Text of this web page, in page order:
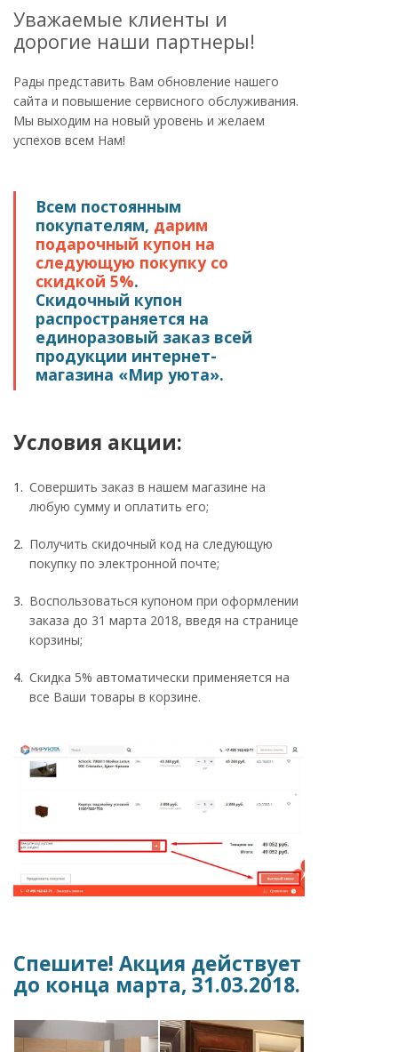
Уважаемые клиенты и
дорогие наши партнеры!
Рады представить Вам обновление нашего
сайта и повышение сервисного обслуживания.
Мы выходим на новый уровень и желаем
успехов всем Нам!
Всем постоянным
покупателям, дарим
подарочный купон на
следующую покупку со
скидкой 5%.
Скидочный купон
распространяется на
единоразовый заказ всей
продукции интернет-
магазина «Мир уюта».
Условия акции:
Совершить заказ в нашем магазине на
любую сумму и оплатить его;
Получить скидочный код на следующую
покупку по электронной почте;
Воспользоваться купоном при оформлении
заказа до 31 марта 2018, введя на странице
корзины;
Скидка 5% автоматически применяется на
все Ваши товары в корзине.
Спешите! Акция действует
до конца марта, 31.03.2018.